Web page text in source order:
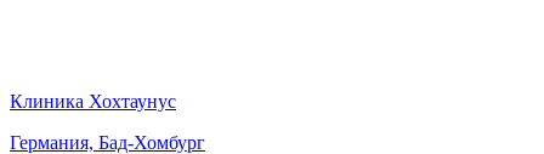
Клиника Хохтаунус
Германия, Бад-Хомбург